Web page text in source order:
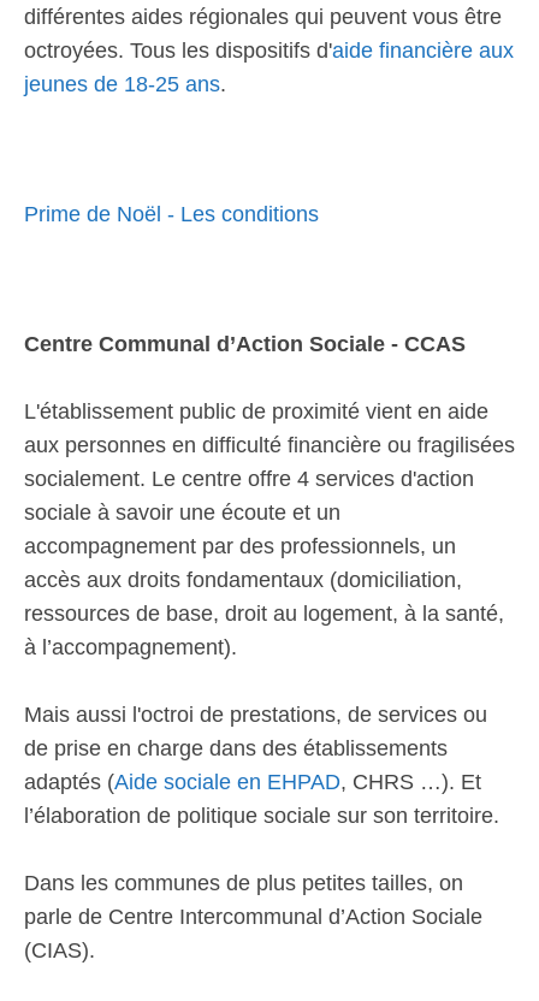
différentes aides régionales qui peuvent vous être
octroyées. Tous les dispositifs d'aide financière aux
jeunes de 18-25 ans.
Prime de Noël - Les conditions
Centre Communal d’Action Sociale - CCAS
L'établissement public de proximité vient en aide
aux personnes en difficulté financière ou fragilisées
socialement. Le centre offre 4 services d'action
sociale à savoir une écoute et un
accompagnement par des professionnels, un
accès aux droits fondamentaux (domiciliation,
ressources de base, droit au logement, à la santé,
à l’accompagnement).
Mais aussi l'octroi de prestations, de services ou
de prise en charge dans des établissements
adaptés (Aide sociale en EHPAD, CHRS …). Et
l’élaboration de politique sociale sur son territoire.
Dans les communes de plus petites tailles, on
parle de Centre Intercommunal d’Action Sociale
(CIAS).